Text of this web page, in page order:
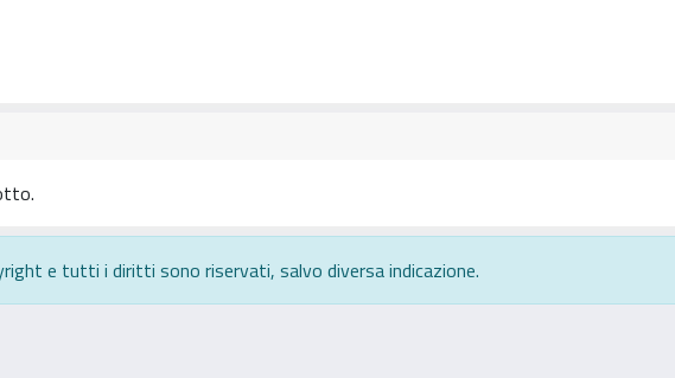
e tutti i diritti sono riservati, salvo diversa indicazione.